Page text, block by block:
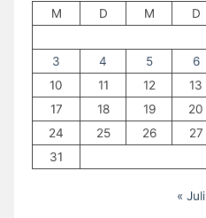
M
D M D
3
4 5 6
10
11 12 13
17
18 19 20
24
25 26 27
31
« Juli